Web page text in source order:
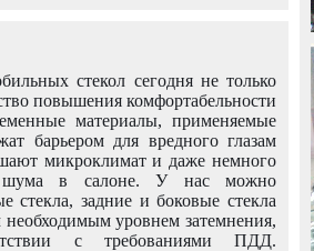
стекол сегодня не только
повышения комфортабельности
материалы, применяемые
барьером для вредного глазам
микроклимат и даже немного
шума в салоне. У нас можно
стекла, задние и боковые стекла
уровнем затемнения,
с требованиями ПДД.